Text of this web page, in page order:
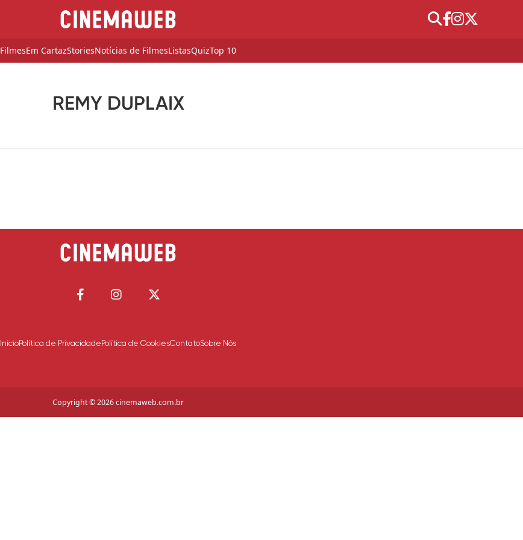
FilmesEm CartazStoriesNotícias de FilmesListasQuizTop 10
REMY DUPLAIX
InícioPolítica de Privacidade Política de CookiesContatoSobre Nós
Copyright © 2026 cinemaweb.com.br